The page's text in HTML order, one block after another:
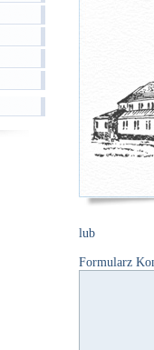
lub
Formularz